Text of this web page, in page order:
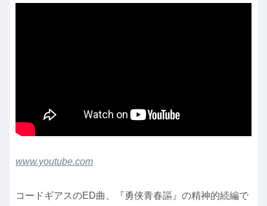
www.youtube.com
コードギアスのED曲、『勇侠青春謳』の精神的続編で